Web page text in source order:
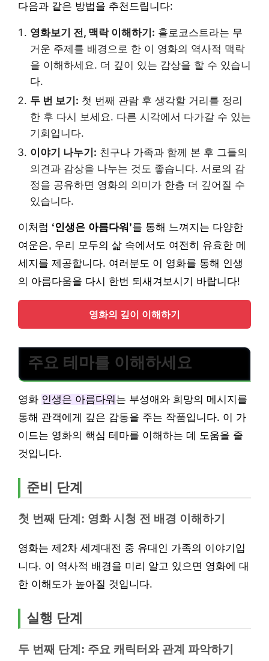
다음과 같은 방법을 추천드립니다:
영화보기 전, 맥락 이해하기: 홀로코스트라는 무
거운 주제를 배경으로 한 이 영화의 역사적 맥락
을 이해하세요. 더 깊이 있는 감상을 할 수 있습니
다.
두 번 보기: 첫 번째 관람 후 생각할 거리를 정리
한 후 다시 보세요. 다른 시각에서 다가갈 수 있는
기회입니다.
이야기 나누기: 친구나 가족과 함께 본 후 그들의
의견과 감상을 나누는 것도 좋습니다. 서로의 감
정을 공유하면 영화의 의미가 한층 더 깊어질 수
있습니다.
이처럼 ‘인생은 아름다워’를 통해 느껴지는 다양한
여운은, 우리 모두의 삶 속에서도 여전히 유효한 메
세지를 제공합니다. 여러분도 이 영화를 통해 인생
의 아름다움을 다시 한번 되새겨보시기 바랍니다!
영화의 깊이 이해하기
주요 테마를 이해하세요
영화 인생은 아름다워 는 부성애와 희망의 메시지를
통해 관객에게 깊은 감동을 주는 작품입니다. 이 가
이드는 영화의 핵심 테마를 이해하는 데 도움을 줄
것입니다.
준비 단계
첫 번째 단계: 영화 시청 전 배경 이해하기
영화는 제2차 세계대전 중 유대인 가족의 이야기입
니다. 이 역사적 배경을 미리 알고 있으면 영화에 대
한 이해도가 높아질 것입니다.
실행 단계
두 번째 단계: 주요 캐릭터와 관계 파악하기